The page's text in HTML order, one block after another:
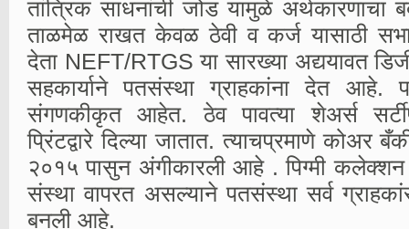
तांत्रिक साधनांची जोड यामुळे अर्थकारणाचा
ताळमेळ राखत केवळ ठेवी व कर्ज यासाठी
देता NEFT/RTGS या सारख्या अद्ययावत
सहकार्याने पतसंस्था ग्राहकांना देत आहे.
संगणकीकृत आहेत. ठेव पावत्या शेअर्स
प्रिंटद्वारे दिल्या जातात. त्याचप्रमाणे कोअर
२०१५ पासुन अंगीकारली आहे . पिग्मी कलेक्शन
संस्था वापरत असल्याने पतसंस्था सर्व
बनली आहे.